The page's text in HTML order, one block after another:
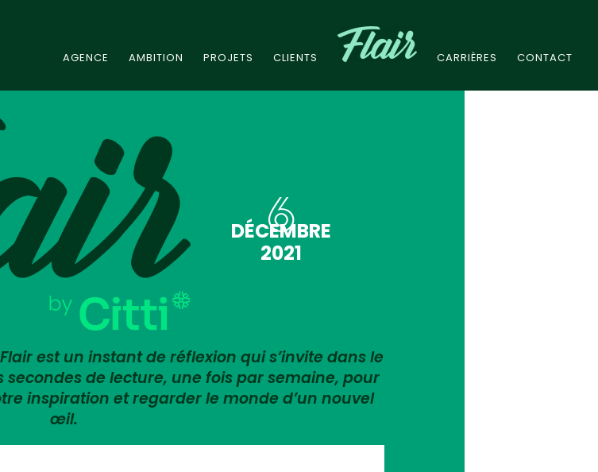
AGENCE AMBITION PROJETS CLIENTS CARRIÈRES CONTACT
6
DÉCEMBRE
2021
est un instant de réflexion qui s’invite dans le
de lecture, une fois par semaine, pour
inspiration et regarder le monde d’un nouvel
œil.